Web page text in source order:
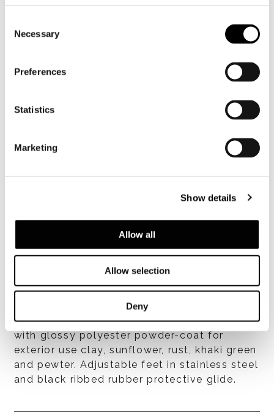
Selection
Necessary
Preferences
Statistics
Marketing
Show details
Allow all
Allow selection
Deny
Silver Beola stone, contoured and fine-grain
resistant treatment which does not, however,
guarantee total stain protection. The top is
Made by three Ø 10 cm stainless-steel
tubes, available in the following finishes: -
with glossy polyester powdercoat for
exterior use white “bushhammered” texture; -
with glossy polyester powder-coat for
exterior use clay, sunflower, rust, khaki green
and pewter. Adjustable feet in stainless steel
and black ribbed rubber protective glide.